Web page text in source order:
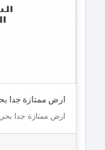
ارض ممتازة جدا
ارض ممتازة جدا بحي